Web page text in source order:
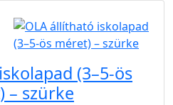
(3–5-ös
– szürke